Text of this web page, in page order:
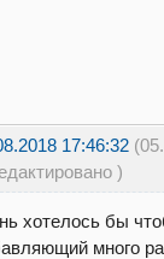
17:46:32
)
хотелось бы
много